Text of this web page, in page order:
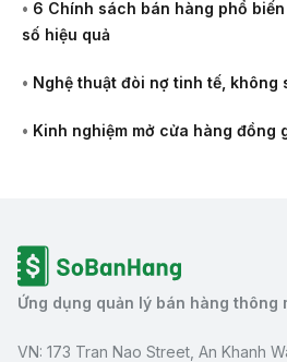
• 6 Chính sách bán hàng phổ
số hiệu quả
• Nghệ thuật đòi nợ tinh tế, không
• Kinh nghiệm mở cửa hàng đồng
Ứng dụng quản lý bán hàng thông
VN: 173 Tran Nao Street, An Khanh